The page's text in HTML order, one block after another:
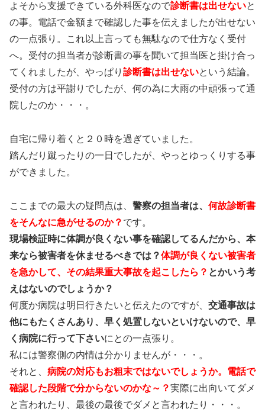
よそから支援できている外科医なので診断書は出せないと
の事。電話で金額まで確認した事を伝えましたが出せない
の一点張り。これ以上言っても無駄なので仕方なく受付
へ。受付の担当者が診断書の事を聞いて担当医と掛け合っ
てくれましたが、やっぱり 診断書は出せないという結論。
受付の方は平謝りでしたが、何の為に大雨の中頑張って通
院したのか・・・。
自宅に帰り着くと２０時を過ぎていました。
踏んだり蹴ったりの一日でしたが、やっとゆっくりする事
ができました。
ここまでの最大の疑問点は、 警察の担当者は、 何故診断書
をそんなに急がせるのか？ です。
現場検証時に体調が良くない事を確認してるんだから、本
来なら被害者を休ませるべきでは？体調が良くない被害者
を急かして、その結果重大事故を起こしたら？ とかいう考
えはないのでしょうか？
何度か病院は明日行きたいと伝えたのですが、 交通事故は
他にもたくさんあり、早く処置しないといけないので、早
く病院に行って下さいにとの一点張り。
私には警察側の内情は分かりませんが・・・。
それと、 病院の対応もお粗末ではないでしょうか。電話で
確認した段階で分からないのかな～？実際に出向いてダメ
と言われたり、最後の最後でダメと言われたり・・・。